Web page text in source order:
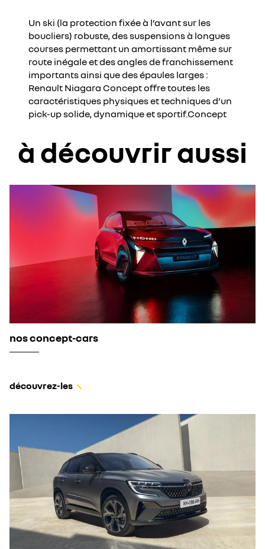
Un ski (la protection fixée à l’avant sur les
boucliers) robuste, des suspensions à longues
courses permettant un amortissant même sur
route inégale et des angles de franchissement
importants ainsi que des épaules larges :
Renault Niagara Concept offre toutes les
caractéristiques physiques et techniques d’un
pick-up solide, dynamique et sportif.Concept
à découvrir aussi
nos concept-cars
découvrez-les